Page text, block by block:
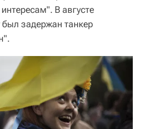
В августе
был задержан танкер